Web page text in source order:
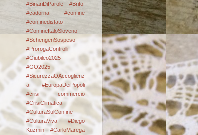
#BinariDiParole
#Britof
#cadorna
#confine
#confinedistato
#ConfineItaloSloveno
#SchengenSospeso
#ProrogaControlli
#Giubileo2025
#GO2025
#SicurezzaOAccoglienz
a #EuropaDeiPopoli
#crisi commercio
#CrisiClimatica
#CulturaSulConfine
#CulturaViva
#Diego
Kuzmin #CarloMarega